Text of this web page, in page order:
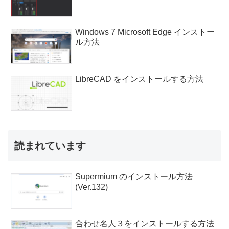
Windows 7 Microsoft Edge インストー
ル方法
LibreCAD をインストールする方法
読まれています
Supermium のインストール方法
(Ver.132)
合わせ名人３をインストールする方法